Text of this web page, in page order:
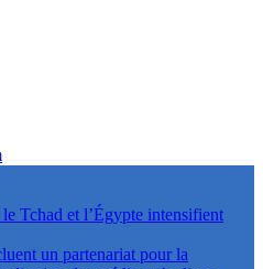
Tchad et l’Égypte intensifient
un partenariat pour la